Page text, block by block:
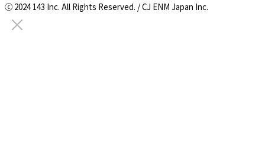
ⓒ 2024 143 Inc. All Rights Reserved. / CJ ENM Japan Inc.